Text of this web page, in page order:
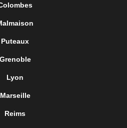
Puteaux
Grenoble
Lyon
Marseille
Reims